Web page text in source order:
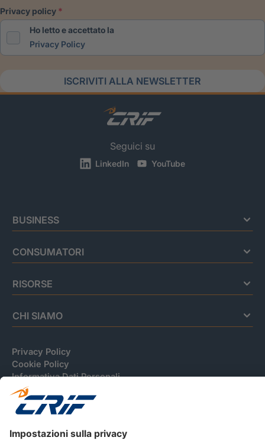
privacy policy
Ho letto e accettato la
Privacy Policy
ISCRIVITI ALLA NEWSLETTER
Seguici su
LinkedIn YouTube
BUSINESS
CONSUMATORI
RISORSE
CHI SIAMO
Privacy Policy
Cookie Policy
Informativa Dati Personali
CRIF Business Ethics
Accessibilità
Informativa Privacy Relativa Al Sistema Di Informazioni